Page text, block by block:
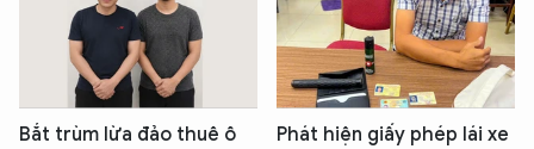
Bắt trùm lừa đảo thuê ô
Phát hiện giấy phép lái xe